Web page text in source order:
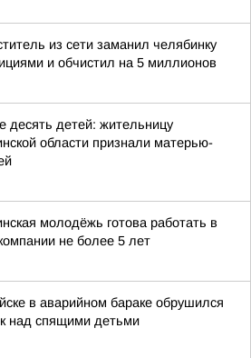
из сети заманил челябинку
и обчистил на 5 миллионов
десять детей: жительницу
области признали матерью-
молодёжь готова работать в
не более 5 лет
в аварийном бараке обрушился
над спящими детьми